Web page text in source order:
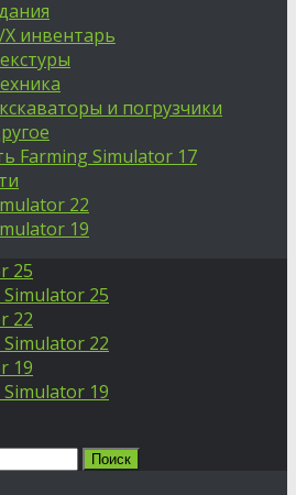
инвентарь
и погрузчики
Farming Simulator 17
22
19
25
25
22
22
19
19